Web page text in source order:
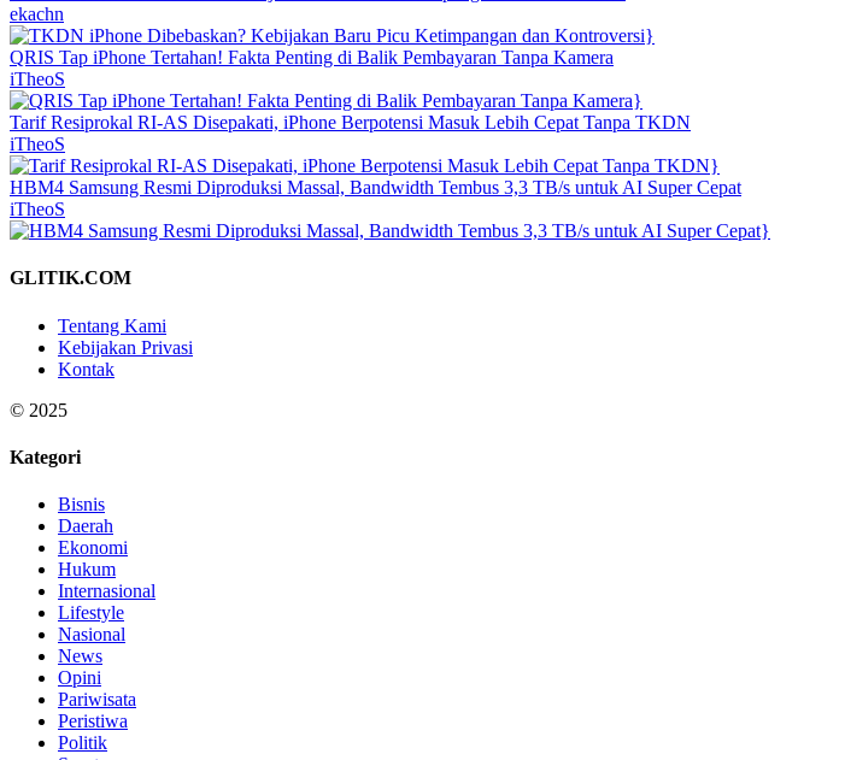
ekachn
QRIS Tap iPhone Tertahan! Fakta Penting di Balik Pembayaran Tanpa Kamera
iTheoS
Tarif Resiprokal RI-AS Disepakati, iPhone Berpotensi Masuk Lebih Cepat Tanpa TKDN
iTheoS
HBM4 Samsung Resmi Diproduksi Massal, Bandwidth Tembus 3,3 TB/s untuk AI Super Cepat
iTheoS
GLITIK.COM
Tentang Kami
Kebijakan Privasi
Kontak
© 2025
Kategori
Bisnis
Daerah
Ekonomi
Hukum
Internasional
Lifestyle
Nasional
News
Opini
Pariwisata
Peristiwa
Politik